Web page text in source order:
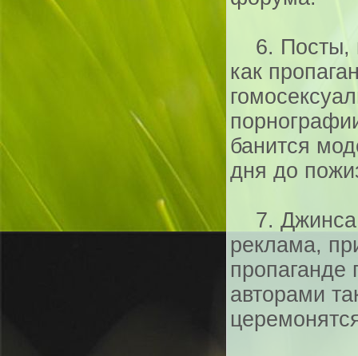
6. Посты,
как
банится
дня до
7. Джинса,
реклама,
пропаганде
авторами